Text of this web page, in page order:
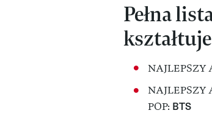
Pełna
NAJLEPSZY
NAJLEPSZY
POP: BTS